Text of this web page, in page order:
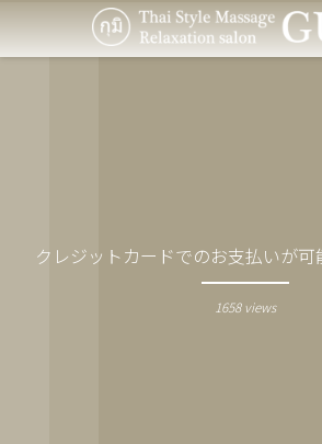
クレジットカードでのお支払いが可
1658 views